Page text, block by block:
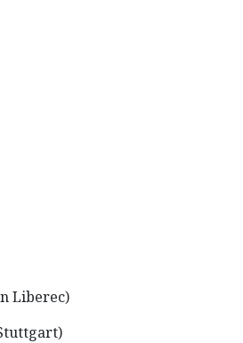
Liberec)